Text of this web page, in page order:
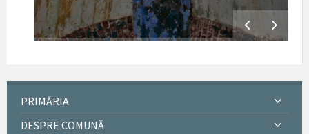
PRIMĂRIA
DESPRE COMUNĂ